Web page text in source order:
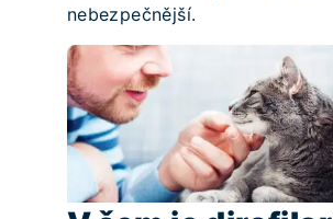
nebezpečnější.